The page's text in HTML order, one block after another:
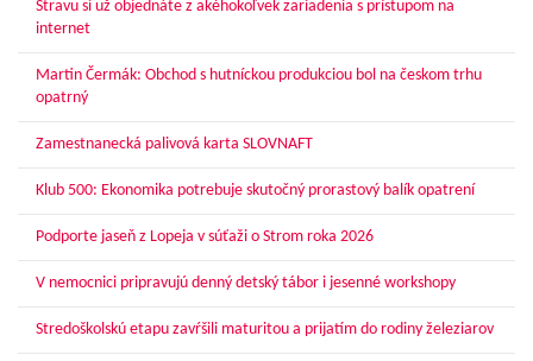
Stravu si už objednáte z akéhokoľvek zariadenia s prístupom na
internet
Martin Čermák: Obchod s hutníckou produkciou bol na českom trhu
opatrný
Zamestnanecká palivová karta SLOVNAFT
Klub 500: Ekonomika potrebuje skutočný prorastový balík opatrení
Podporte jaseň z Lopeja v súťaži o Strom roka 2026
V nemocnici pripravujú denný detský tábor i jesenné workshopy
Stredoškolskú etapu zavŕšili maturitou a prijatím do rodiny železiarov